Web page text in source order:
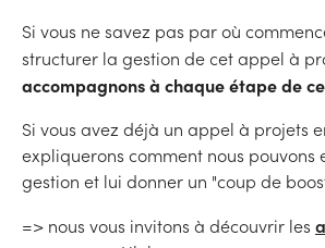
Si vous ne savez pas par où
structurer la gestion de cet appel à
accompagnons à chaque étape de
Si vous avez déjà un appel à projets
expliquerons comment nous pouvons
gestion et lui donner un "coup de
=> nous vous invitons à découvrir les